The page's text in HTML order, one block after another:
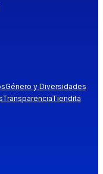
Género y Diversidades
TransparenciaTiendita